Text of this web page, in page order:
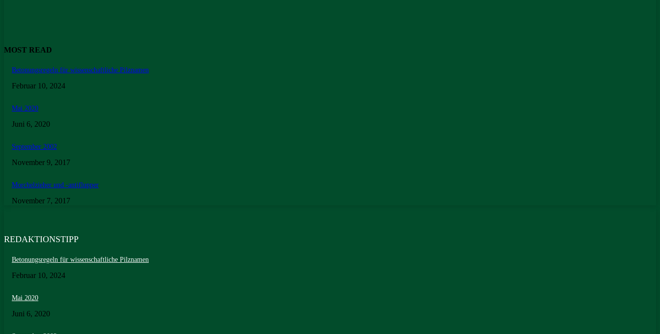
MOST READ
Betonungsregeln für wissenschaftliche Pilznamen
Februar 10, 2024
Mai 2020
Juni 6, 2020
September 2002
November 9, 2017
Morchelzieher und -antiflupper
November 7, 2017
REDAKTIONSTIPP
Betonungsregeln für wissenschaftliche Pilznamen
Februar 10, 2024
Mai 2020
Juni 6, 2020